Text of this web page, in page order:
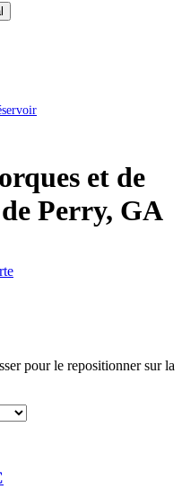
et de
Perry, GA
pour le repositionner sur la